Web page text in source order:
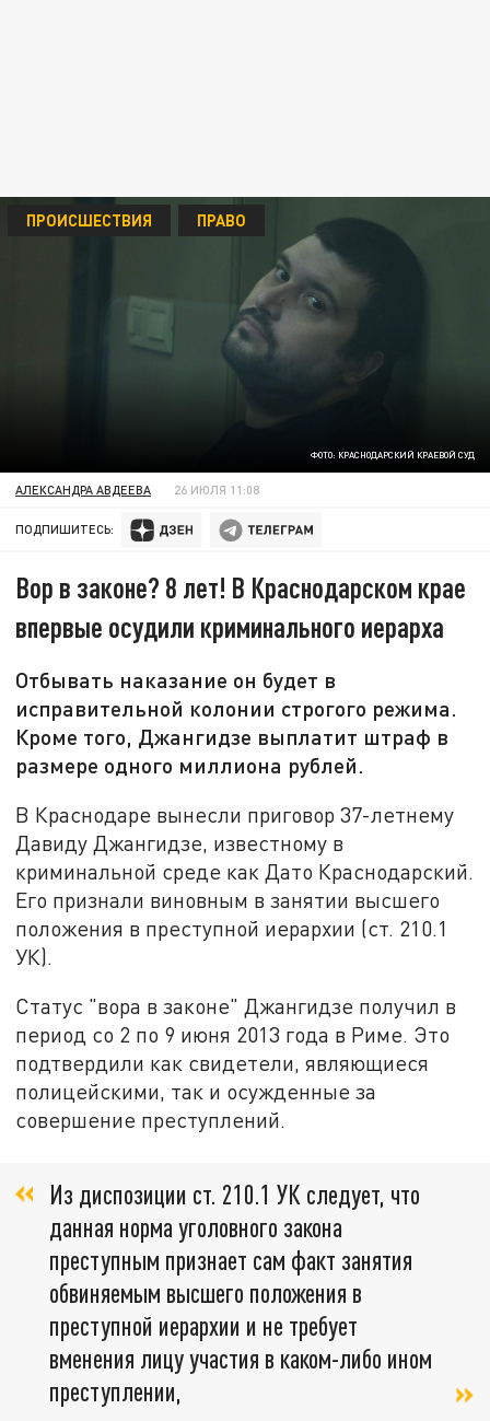
ФОТО: КРАСНОДАРСКИЙ КРАЕВОЙ СУД
ПРОИСШЕСТВИЯ ПРАВО
АЛЕКСАНДРА АВДЕЕВА 26 ИЮЛЯ 11:08
ПОДПИШИТЕСЬ:
Вор в законе? 8 лет! В Краснодарском крае
впервые осудили криминального иерарха
Отбывать наказание он будет в
исправительной колонии строгого режима.
Кроме того, Джангидзе выплатит штраф в
размере одного миллиона рублей.
В Краснодаре вынесли приговор 37-летнему
Давиду Джангидзе, известному в
криминальной среде как Дато Краснодарский.
Его признали виновным в занятии высшего
положения в преступной иерархии (ст. 210.1
УК).
Статус "вора в законе" Джангидзе получил в
период со 2 по 9 июня 2013 года в Риме. Это
подтвердили как свидетели, являющиеся
полицейскими, так и осужденные за
совершение преступлений.
Из диспозиции ст. 210.1 УК следует, что
данная норма уголовного закона
преступным признает сам факт занятия
обвиняемым высшего положения в
преступной иерархии и не требует
вменения лицу участия в каком-либо ином
преступлении,